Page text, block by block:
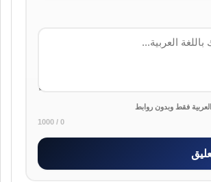
العربية فقط وبدون روابط
0 / 1000